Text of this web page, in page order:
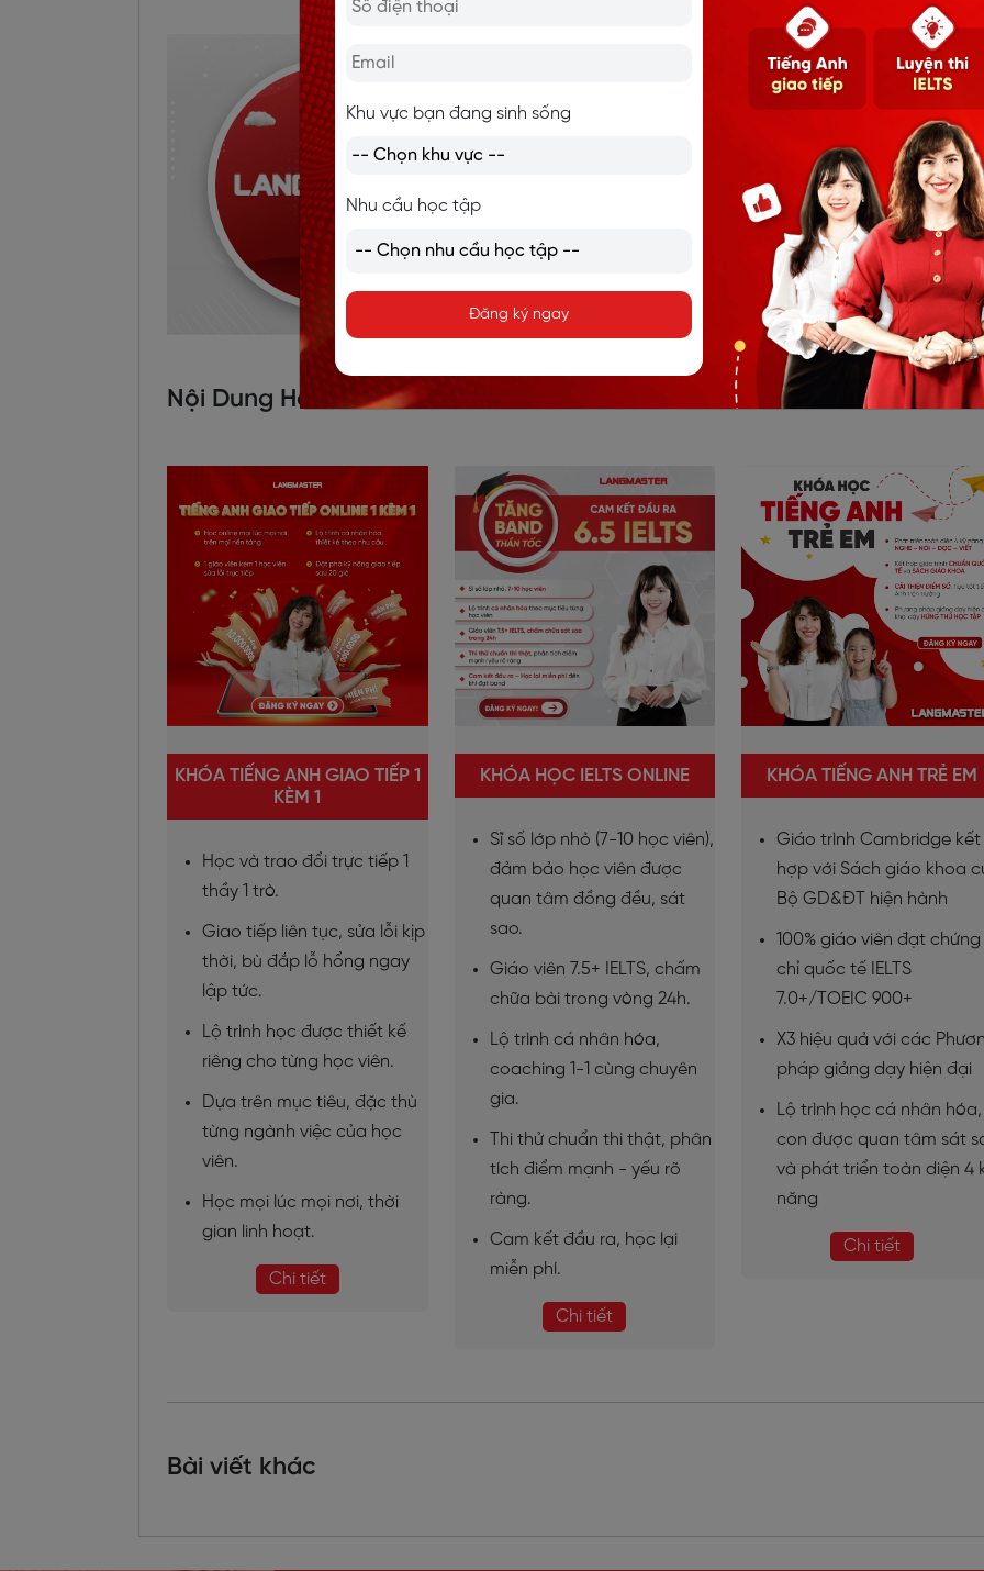
HỌC TIẾNG ANH LANGMASTER
Langmaster là hệ sinh thái đào tạo tiếng Anh toàn diện
với 16+ năm uy tín, bao gồm các chương trình: Tiếng Anh
giao tiếp, Luyện thi IELTS và tiếng Anh trẻ em. Hàng trăm
nghìn học viên trên toàn cầu, 95% học viên đạt mục tiêu
Nội Dung Hot
KHÓA TIẾNG ANH GIAO TIẾP 1
KÈM 1
Học và trao đổi trực tiếp 1
thầy 1 trò.
Giao tiếp liên tục, sửa lỗi kịp
thời, bù đắp lỗ hổng ngay
lập tức.
Lộ trình học được thiết kế
riêng cho từng học viên.
Dựa trên mục tiêu, đặc thù
từng ngành việc của học
viên.
Học mọi lúc mọi nơi, thời
gian linh hoạt.
Chi tiết
KHÓA HỌC IELTS ONLINE
Sĩ số lớp nhỏ (7-10 học viên),
đảm bảo học viên được
quan tâm đồng đều, sát
sao.
Giáo viên 7.5+ IELTS, chấm
chữa bài trong vòng 24h.
Lộ trình cá nhân hóa,
coaching 1-1 cùng chuyên
gia.
Thi thử chuẩn thi thật, phân
tích điểm mạnh - yếu rõ
ràng.
Cam kết đầu ra, học lại
miễn phí.
Chi tiết
KHÓA TIẾNG ANH TRẺ EM
Giáo trình Cambridge kết
hợp với Sách giáo khoa
Bộ GD&ĐT hiện hành
100% giáo viên đạt chứng
chỉ quốc tế IELTS
7.0+/TOEIC 900+
X3 hiệu quả với các
pháp giảng dạy hiện đại
Lộ trình học cá nhân hóa,
con được quan tâm sát
và phát triển toàn diện 4
năng
Chi tiết
Bài viết khác
Khu vực bạn đang sinh sống
Nhu cầu học tập
Đăng ký ngay